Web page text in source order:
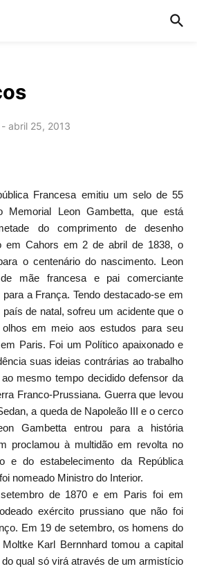
- abril 25, 2013
Francesa emitiu um selo de 55
Memorial Leon Gambetta, que está
do comprimento de desenho
em Cahors em 2 de abril de 1838, o
o centenário do nascimento. Leon
mãe francesa e pai comerciante
a França. Tendo destacado-se em
de natal, sofreu um acidente que o
em meio aos estudos para seu
Paris. Foi um Político apaixonado e
suas ideias contrárias ao trabalho
mesmo tempo decidido defensor da
Franco-Prussiana. Guerra que levou
a queda de Napoleão III e o cerco
Gambetta entrou para a história
proclamou à multidão em revolta no
e do estabelecimento da República
nomeado Ministro do Interior.
de 1870 e em Paris foi em
exército prussiano que não foi
Em 19 de setembro, os homens do
Karl Bernnhard tomou a capital
qual só virá através de um armistício